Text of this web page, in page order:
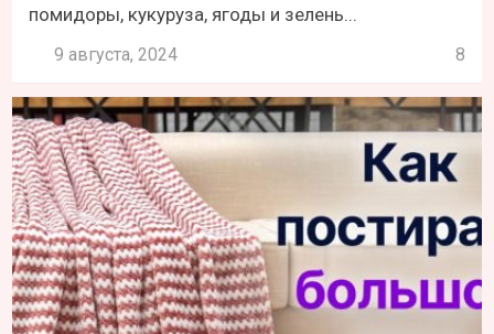
помидоры, кукуруза, ягоды и зелень...
9 августа, 2024 8